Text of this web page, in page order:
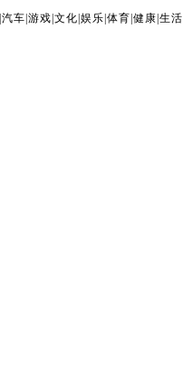
汽车 游戏 文化 娱乐 体育 健康 生活